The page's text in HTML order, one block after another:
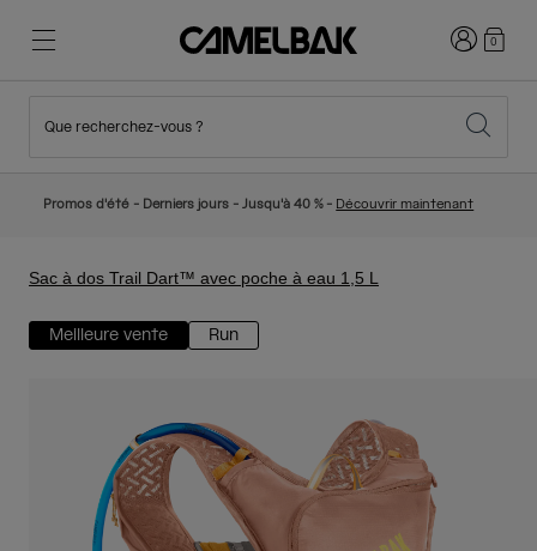
Nouveautés
Sacs Hydratation
Gourdes Sport
Gourdes
Randonnée
Ski et snowboard
Voyages et style de vie
Abandonner le tout Jetable
Notre Mission
Nos Partenaires
Connexion
0
Que recherchez-vous ?
Promos d'été - Derniers jours - Jusqu'à 40 % - Découvrir maintenant
Sac à dos Trail Dart™ avec poche à eau 1,5 L
Meilleure vente Run